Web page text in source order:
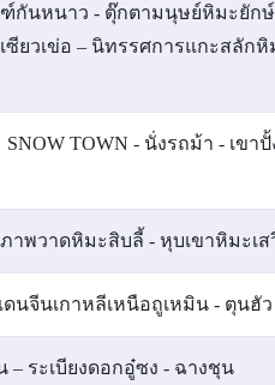
กันหนาว - ตุ๊กตามนุษย์หิมะยักษ์
ซียวเข่อ – นิทรรศการแกะสลัก
TOWN - นั่งรถม้า - เขา
าพวาดหิมะสิบลี้ - หุบเขาหิมะเส
นจีนเกาหลีเหนือถูเหมิน - ตุนฮัว
ระเบียงดอกอู๋ซง - ฉางชุน